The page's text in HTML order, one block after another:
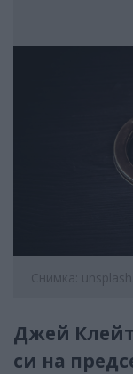
Снимка:
Джей
си на